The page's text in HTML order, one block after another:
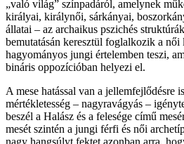
„való világ” színpadáról, amelynek
királyai, királynői, sárkányai,
állatai – az archaikus pszichés
bemutatásán keresztül foglalkozik a női
hagyományos jungi értelemben teszi,
bináris oppozícióban helyezi el.
A mese hatással van a jellemfejlődésre
mértékletesség – nagyravágyás –
beszél a Halász és a felesége című
mesét szintén a jungi férfi és női
nagy hangsúlyt fektet azonban arra,